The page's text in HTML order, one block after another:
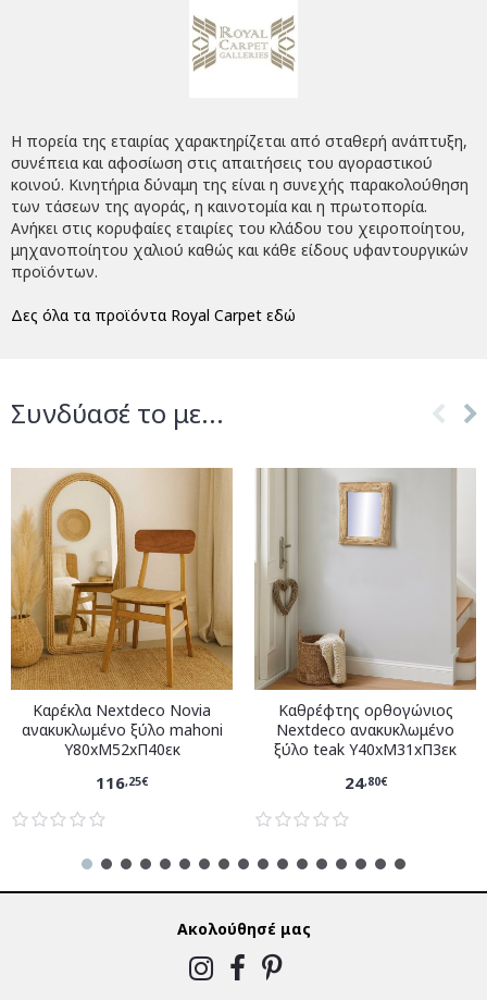
Η πορεία της εταιρίας χαρακτηρίζεται από σταθερή ανάπτυξη,
συνέπεια και αφοσίωση στις απαιτήσεις του αγοραστικού
κοινού. Κινητήρια δύναμη της είναι η συνεχής παρακολούθηση
των τάσεων της αγοράς, η καινοτομία και η πρωτοπορία.
Ανήκει στις κορυφαίες εταιρίες του κλάδου του χειροποίητου,
μηχανοποίητου χαλιού καθώς και κάθε είδους υφαντουργικών
προϊόντων.
Δες όλα τα προϊόντα Royal Carpet εδώ
Συνδύασέ το με...
Καρέκλα Nextdeco Novia
ανακυκλωμένο ξύλο mahoni
Υ80xM52xΠ40εκ
116,25€
Καθρέφτης ορθογώνιος
Nextdeco ανακυκλωμένο
ξύλο teak Υ40xM31xΠ3εκ
24,80€
Ακολούθησέ μας